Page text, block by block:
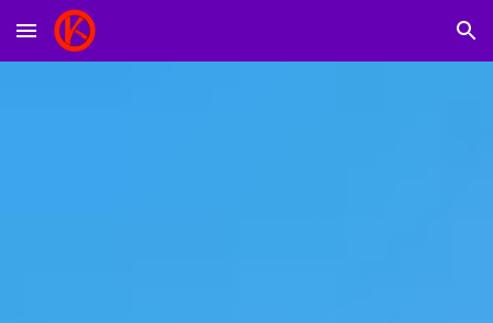
Skip to main content Skip to navigation